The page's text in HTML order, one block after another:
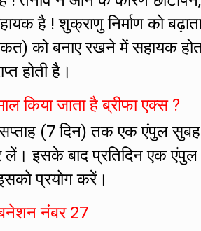
है ! शुक्राणु निर्माण को
को बनाए रखने में सहायक
होती है।
किया जाता है ब्रीफा एक्स ?
(7 दिन) तक एक एंपुल सुबह
लें। इसके बाद प्रतिदिन एक एंपुल
प्रयोग करें।
नंबर 27